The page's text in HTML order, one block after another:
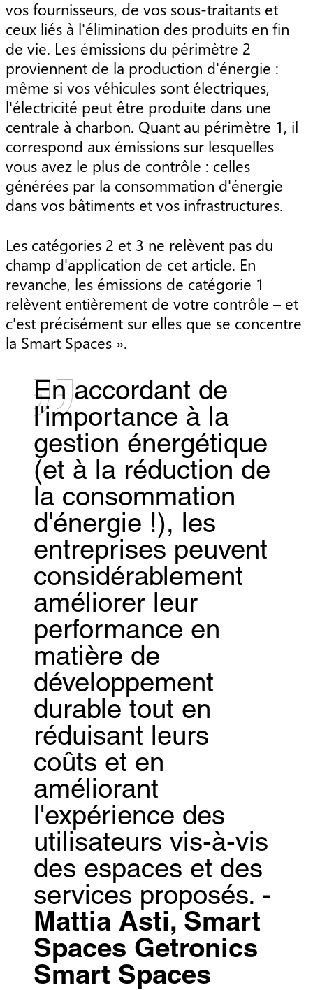
vos fournisseurs, de vos sous-traitants et
ceux liés à l'élimination des produits en fin
de vie. Les émissions du périmètre 2
proviennent de la production d'énergie :
même si vos véhicules sont électriques,
l'électricité peut être produite dans une
centrale à charbon. Quant au périmètre 1, il
correspond aux émissions sur lesquelles
vous avez le plus de contrôle : celles
générées par la consommation d'énergie
dans vos bâtiments et vos infrastructures.
Les catégories 2 et 3 ne relèvent pas du
champ d'application de cet article. En
revanche, les émissions de catégorie 1
relèvent entièrement de votre contrôle – et
c'est précisément sur elles que se concentre
la Smart Spaces ».
En accordant de
l'importance à la
gestion énergétique
(et à la réduction de
la consommation
d'énergie !), les
entreprises peuvent
considérablement
améliorer leur
performance en
matière de
développement
durable tout en
réduisant leurs
coûts et en
améliorant
l'expérience des
utilisateurs vis-à-vis
des espaces et des
services proposés. -
Mattia Asti, Smart
Spaces Getronics
Smart Spaces